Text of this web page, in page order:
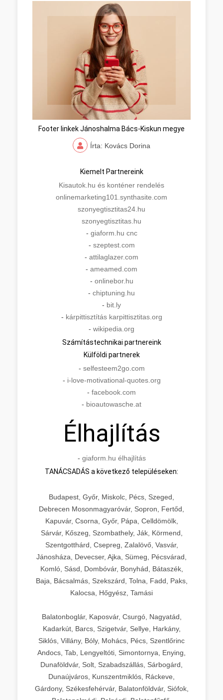
Footer linkek Jánoshalma Bács-Kiskun megye
Írta: Kovács Dorina
Kiemelt Partnereink
Kisautok.hu és konténer rendelés
onlinemarketing101.synthasite.com
szonyegtisztitas24.hu
szonyegtisztitas.hu
- giaform.hu cnc
- szeptest.com
- attilaglazer.com
- ameamed.com
- onlinebor.hu
- chiptuning.hu
- bit.ly
- kárpittisztítás karpittisztitas.org
- wikipedia.org
Számítástechnikai partnereink
Külföldi partnerek
- selfesteem2go.com
- i-love-motivational-quotes.org
- facebook.com
- bioautowasche.at
Élhajlítás
- giaform.hu élhajlítás
TANÁCSADÁS a következő településeken:
Budapest, Győr, Miskolc, Pécs, Szeged,
Debrecen Mosonmagyaróvár, Sopron, Fertőd,
Kapuvár, Csorna, Győr, Pápa, Celldömölk,
Sárvár, Kőszeg, Szombathely, Ják, Körmend,
Szentgotthárd, Csepreg, Zalalövő, Vasvár,
Jánosháza, Devecser, Ajka, Sümeg, Pécsvárad,
Komló, Sásd, Dombóvár, Bonyhád, Bátaszék,
Baja, Bácsalmás, Szekszárd, Tolna, Fadd, Paks,
Kalocsa, Hőgyész, Tamási
Balatonboglár, Kaposvár, Csurgó, Nagyatád,
Kadarkút, Barcs, Szigetvár, Sellye, Harkány,
Siklós, Villány, Bóly, Mohács, Pécs, Szentlőrinc
Andocs, Tab, Lengyeltóti, Simontornya, Enying,
Dunaföldvár, Solt, Szabadszállás, Sárbogárd,
Dunaújváros, Kunszentmiklós, Ráckeve,
Gárdony, Székesfehérvár, Balatonföldvár, Siófok,